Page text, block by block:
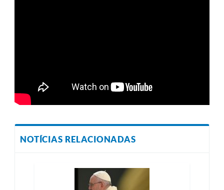
NOTÍCIAS RELACIONADAS